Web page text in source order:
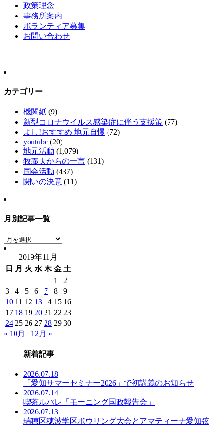
政策理念
事務所案内
ボランティア募集
お問い合わせ
カテゴリー
機関紙 (9)
新型コロナウイルス感染症に伴う支援策 (77)
よし!おすすめ 地元自慢 (72)
youtube (20)
地元活動 (1,079)
牧義夫からの一言 (131)
国会活動 (437)
闘いの決意 (11)
月別記事一覧
月
別
事
覧
2019年11月
日
月 火 水 木 金 土
1
2
3
4 5 6 7 8
9
10 11 12 13 14 15 16
17 18 19 20 21 22 23
24 25 26 27 28 29 30
« 10月
12月 »
新着記事
2026.07.18
「愛知サマーセミナー2026」で初講義のお知らせ
2026.07.14
喫茶ルパレ「モーニング国政報告会」
2026.07.13
瑞穂区穂波学区ボウリング大会とアマティーナ愛知弦